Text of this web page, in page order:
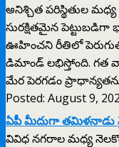
అనిశ్చిత పరిస్థితుల
సురక్షితమైన
ఊహించని రీతిలో
డిమాండ్ లభిస్తోంది. గత
మేర పెరగడం
Posted: August 9,
ఏపీ మీదుగా తమిళనాడు వైపు
వివిధ నగరాల మధ్య